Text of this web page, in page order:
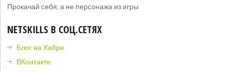
Прокачай себя, а не персонажа из игры
NETSKILLS В СОЦ.СЕТЯХ
Блог на Хабре
ВКонтакте